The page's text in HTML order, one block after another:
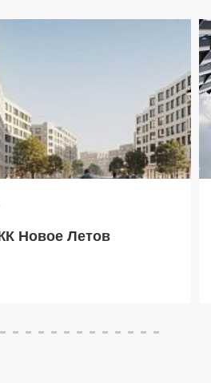
Новое Летов